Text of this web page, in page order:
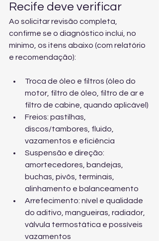
Recife deve verificar
Ao solicitar revisão completa,
confirme se o diagnóstico inclui, no
mínimo, os itens abaixo (com relatório
e recomendação):
Troca de óleo e filtros (óleo do
motor, filtro de óleo, filtro de ar e
filtro de cabine, quando aplicável)
Freios: pastilhas,
discos/tambores, fluido,
vazamentos e eficiência
Suspensão e direção:
amortecedores, bandejas,
buchas, pivôs, terminais,
alinhamento e balanceamento
Arrefecimento: nível e qualidade
do aditivo, mangueiras, radiador,
válvula termostática e possíveis
vazamentos